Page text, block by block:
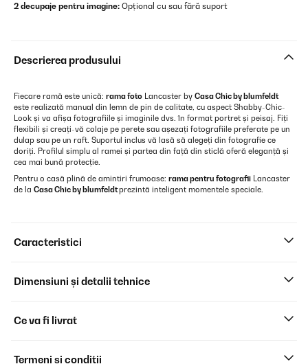
2 decupaje pentru imagine: Opțional cu sau fără suport
Descrierea produsului
Fiecare ramă este unică: rama foto Lancaster by Casa Chic by blumfeldt
este realizată manual din lemn de pin de calitate, cu aspect Shabby-Chic-
Look și va afișa fotografiile și imaginile dvs. în format portret și peisaj. Fiți
flexibili și creați-vă colaje pe perete sau așezați fotografiile preferate pe un
dulap sau pe un raft. Suportul inclus vă lasă să alegeți din fotografie ce
doriți. Profilul simplu al ramei și partea din față din sticlă oferă eleganță și
cea mai bună protecție.
Pentru o casă plină de amintiri frumoase: rama pentru fotografii Lancaster
de la Casa Chic by blumfeldtprezintă inteligent momentele speciale.
Caracteristici
Dimensiuni și detalii tehnice
Ce va fi livrat
Termeni și condiții